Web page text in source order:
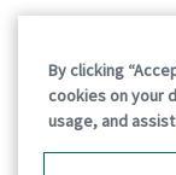
By clicking
cookies on your
usage, and